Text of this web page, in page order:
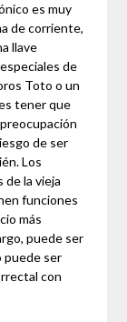
es muy
de corriente,
llave
de
Toto o un
tener que
de ser
Los
la vieja
funciones
más
puede ser
puede ser
con